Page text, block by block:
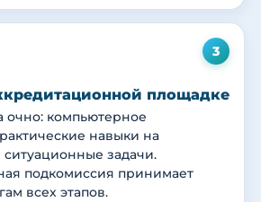
3
площадке
очно: компьютерное
навыки на
задачи.
подкомиссия принимает
всех этапов.